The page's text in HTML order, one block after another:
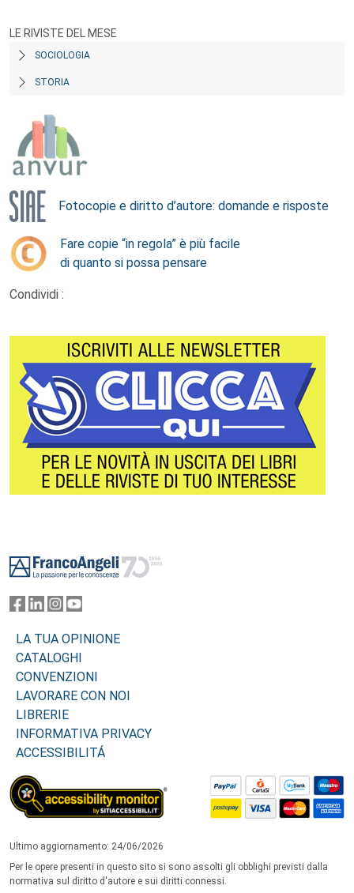
LE RIVISTE DEL MESE
SOCIOLOGIA
STORIA
Fotocopie e diritto d’autore: domande e risposte
Fare copie “in regola” è più facile
di quanto si possa pensare
Condividi :
LA TUA OPINIONE
CATALOGHI
CONVENZIONI
LAVORARE CON NOI
LIBRERIE
INFORMATIVA PRIVACY
ACCESSIBILITÁ
Ultimo aggiornamento: 24/06/2026
Per le opere presenti in questo sito si sono assolti gli obblighi previsti dalla
normativa sul diritto d'autore e sui diritti connessi.